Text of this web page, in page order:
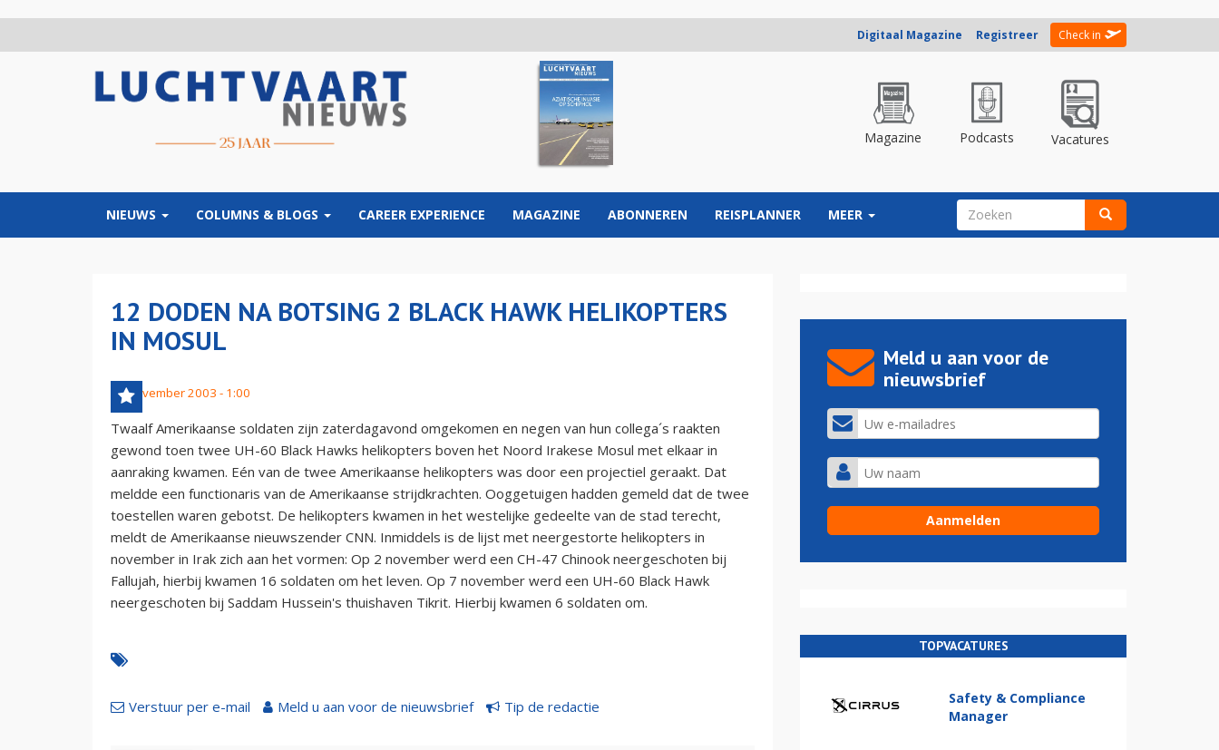
Digitaal Magazine Registreer Check in
Magazine Podcasts Vacatures
NIEUWS COLUMNS & BLOGS CAREER EXPERIENCE MAGAZINE ABONNEREN REISPLANNER MEER ZOEKVELD
12 DODEN NA BOTSING 2 BLACK HAWK HELIKOPTERS
IN MOSUL
15 november 2003 - 1:00
Twaalf Amerikaanse soldaten zijn zaterdagavond omgekomen en negen van hun collega´s raakten
gewond toen twee UH-60 Black Hawks helikopters boven het Noord Irakese Mosul met elkaar in
aanraking kwamen. Eén van de twee Amerikaanse helikopters was door een projectiel geraakt. Dat
meldde een functionaris van de Amerikaanse strijdkrachten. Ooggetuigen hadden gemeld dat de twee
toestellen waren gebotst. De helikopters kwamen in het westelijke gedeelte van de stad terecht,
meldt de Amerikaanse nieuwszender CNN. Inmiddels is de lijst met neergestorte helikopters in
november in Irak zich aan het vormen: Op 2 november werd een CH-47 Chinook neergeschoten bij
Fallujah, hierbij kwamen 16 soldaten om het leven. Op 7 november werd een UH-60 Black Hawk
neergeschoten bij Saddam Hussein's thuishaven Tikrit. Hierbij kwamen 6 soldaten om.
Verstuur per e-mail Meld u aan voor de nieuwsbrief Tip de redactie
Meld u aan voor de
nieuwsbrief
TOPVACATURES
Safety & Compliance
Manager